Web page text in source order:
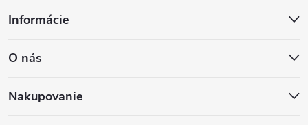
p
ä
Informácie
O nás
Nakupovanie